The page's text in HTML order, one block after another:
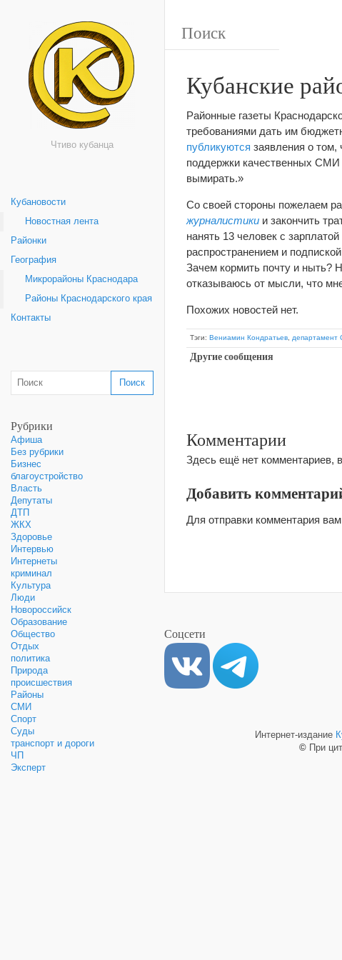
Чтиво кубанца
Кубановости
Новостная лента
Районки
География
Микрорайоны Краснодара
Районы Краснодарского края
Контакты
Рубрики
Афиша
Без рубрики
Бизнес
благоустройство
Власть
Депутаты
ДТП
ЖКХ
Здоровье
Интервью
Интернеты
криминал
Культура
Люди
Новороссийск
Образование
Общество
Отдых
политика
Природа
происшествия
Районы
СМИ
Спорт
Суды
транспорт и дороги
ЧП
Эксперт
Кубанские
Районные газеты
требованиями дать им
публикуются заявления о том,
поддержки качественных СМИ
вымирать.»
Со своей стороны пожелаем
журналистики и закончить
нанять 13 человек с
распространением и
Зачем кормить почту и ныть?
отказываюсь от мысли, что
Похожих новостей нет.
Тэги: Вениамин Кондратьев департамент
Другие сообщения
Комментарии
Здесь ещё нет комментариев,
Добавить
Для отправки комментария
Соцсети
Интернет-издание
© При